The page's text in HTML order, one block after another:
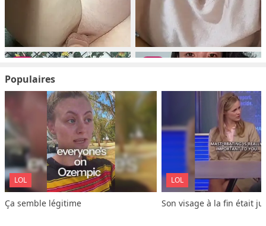
Populaires
LOL
Ça semble légitime
LOL
Son visage à la fin était